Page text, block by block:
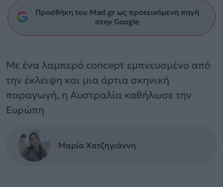
Προσθήκη του Mad.gr ως προτεινόμενη πηγή
στην Google
Με ένα λαμπερό concept εμπνευσμένο από
την έκλειψη και μια άρτια σκηνική
παραγωγή, η Αυστραλία καθήλωσε την
Ευρώπη
Μαρία Χατζηγιάννη